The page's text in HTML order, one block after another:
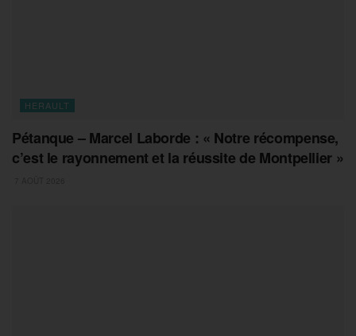
HERAULT
Pétanque – Marcel Laborde : « Notre récompense,
c’est le rayonnement et la réussite de Montpellier »